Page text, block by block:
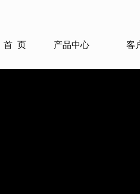
首 页 产品中心 客